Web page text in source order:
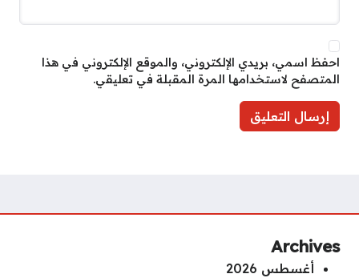
احفظ اسمي، بريدي الإلكتروني، والموقع الإلكتروني في هذا
المتصفح لاستخدامها المرة المقبلة في تعليقي.
Archives
أغسطس 2026